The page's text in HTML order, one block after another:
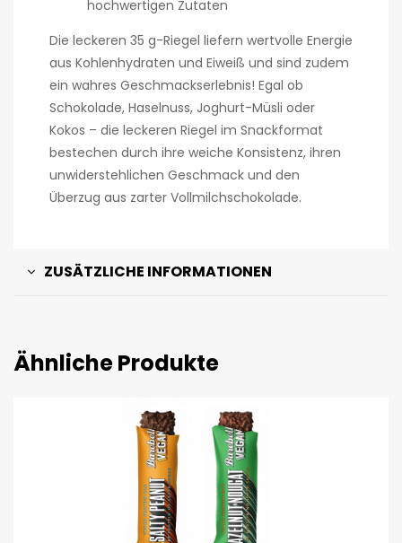
hochwertigen Zutaten
Die leckeren 35 g-Riegel liefern wertvolle Energie
aus Kohlenhydraten und Eiweiß und sind zudem
ein wahres Geschmackserlebnis! Egal ob
Schokolade, Haselnuss, Joghurt-Müsli oder
Kokos – die leckeren Riegel im Snackformat
bestechen durch ihre weiche Konsistenz, ihren
unwiderstehlichen Geschmack und den
Überzug aus zarter Vollmilchschokolade.
ZUSÄTZLICHE INFORMATIONEN
Ähnliche Produkte